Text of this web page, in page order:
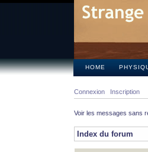
HOME
Connexion Inscription
Voir les messages sans
Index du forum